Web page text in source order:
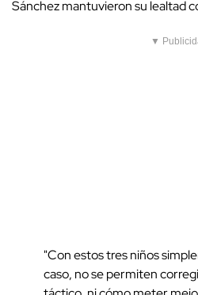
Sánchez mantuvieron su lealtad
▼
"Con estos tres niños
caso, no se permiten